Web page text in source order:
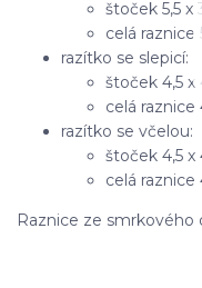
štoček 5,5 x
celá raznice
razítko se slepicí:
štoček 4,5 x
celá raznice
razítko se včelou:
štoček 4,5 x
celá raznice
Raznice ze